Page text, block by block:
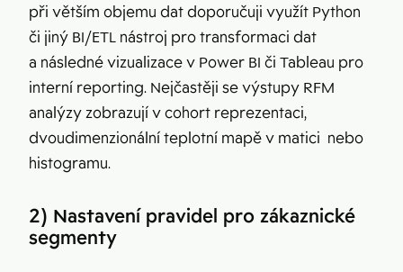
při větším objemu dat doporučuji využít Python
či jiný BI/ETL nástroj pro transformaci dat
a následné vizualizace v Power BI či Tableau pro
interní reporting. Nejčastěji se výstupy RFM
analýzy zobrazují v cohort reprezentaci,
dvoudimenzionální teplotní mapě v matici nebo
histogramu.
2) Nastavení pravidel pro zákaznické
segmenty